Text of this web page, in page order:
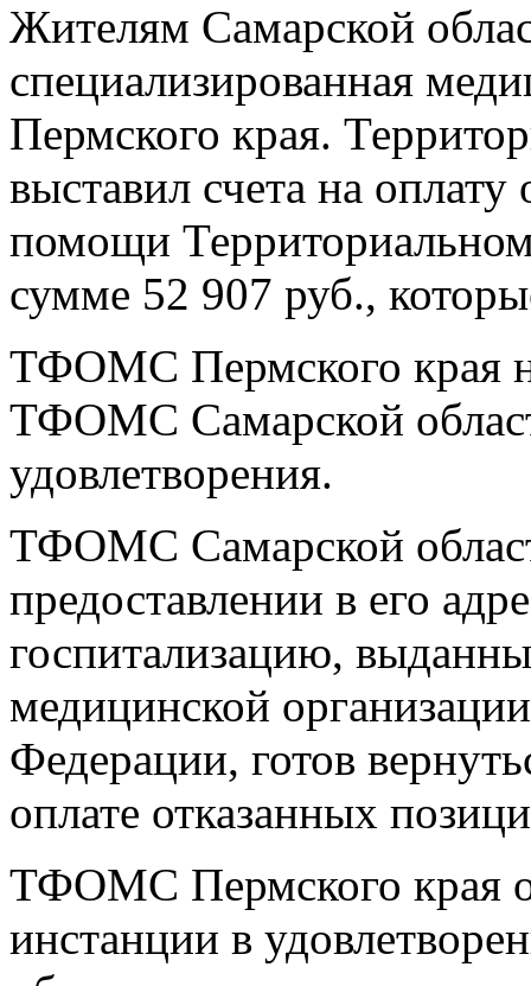
Жителям Самарской
специализированная
Пермского края.
выставил счета на
помощи
сумме 52 907 руб.,
ТФОМС Пермского края
ТФОМС Самарской
удовлетворения.
ТФОМС Самарской
предоставлении в его
госпитализацию,
медицинской
Федерации, готов
оплате отказанных
ТФОМС Пермского края
инстанции в